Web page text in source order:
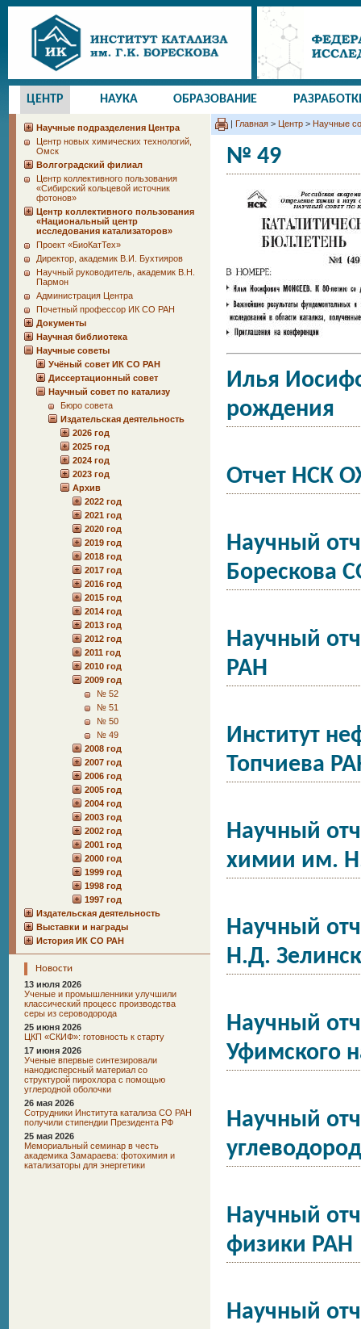
ЦЕНТР НАУКА ОБРАЗОВАНИЕ
Научные подразделения Центра
Центр новых химических технологий,
Омск
Волгоградский филиал
Центр коллективного пользования
«Сибирский кольцевой источник
фотонов»
Центр коллективного пользования
«Национальный центр
исследования катализаторов»
Проект «БиоКатТех»
Директор, академик В.И. Бухтияров
Научный руководитель, академик В.Н.
Пармон
Администрация Центра
Почетный профессор ИК СО РАН
Документы
Научная библиотека
Научные советы
Учёный совет ИК СО РАН
Диссертационный совет
Научный совет по катализу
Бюро совета
Издательская деятельность
2026 год
2025 год
2024 год
2023 год
Архив
2022 год
2021 год
2020 год
2019 год
2018 год
2017 год
2016 год
2015 год
2014 год
2013 год
2012 год
2011 год
2010 год
2009 год
№ 52
№ 51
№ 50
№ 49
2008 год
2007 год
2006 год
2005 год
2004 год
2003 год
2002 год
2001 год
2000 год
1999 год
1998 год
1997 год
Издательская деятельность
Выставки и награды
История ИК СО РАН
Новости
13 июля 2026
Ученые и промышленники улучшили
классический процесс производства
серы из сероводорода
25 июня 2026
ЦКП «СКИФ»: готовность к старту
17 июня 2026
Ученые впервые синтезировали
нанодисперсный материал со
структурой пирохлора с помощью
углеродной оболочки
26 мая 2026
Сотрудники Института катализа СО РАН
получили стипендии Президента РФ
25 мая 2026
Мемориальный семинар в честь
академика Замараева: фотохимия и
катализаторы для энергетики
| Главная > Центр > Научные
№ 49
Илья
рождения
Отчет НСК
Научный
Борескова
Научный
РАН
Институт
Топчиева
Научный
химии им.
Научный
Н.Д.
Научный
Уфимского
Научный
Научный
физики РАН
Научный